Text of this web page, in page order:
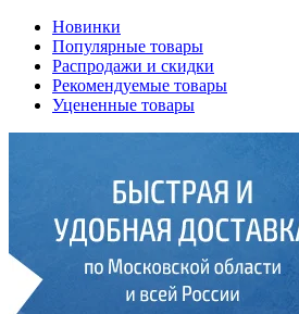
Новинки
Популярные товары
Распродажи и скидки
Рекомендуемые товары
Уцененные товары